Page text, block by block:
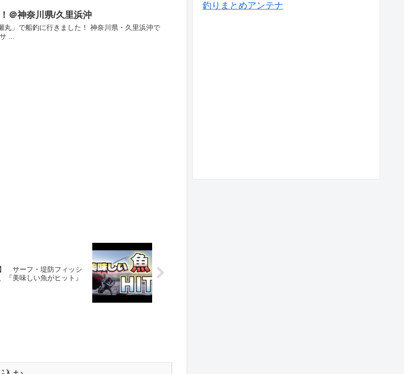
＠神奈川県/久里浜沖
」で船釣に行きました！ 神奈川県・久里浜沖で
...
】 サーフ・堤防フィッシ
『美味しい魚がヒット』
釣りまとめアンテナ